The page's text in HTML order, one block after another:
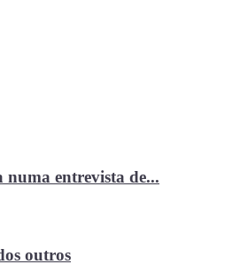
numa entrevista de...
outros